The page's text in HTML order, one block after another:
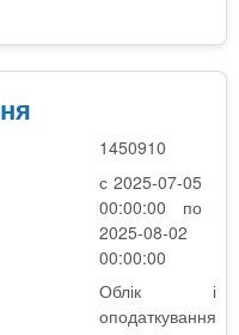
1450910
с 2025-07-05
00:00:00 по
2025-08-02
00:00:00
Облік і
оподаткування